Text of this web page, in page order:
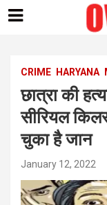
contentCRIME HARYANA
छात्रा की
सीरियल
चुका है जान
January 12, 2022